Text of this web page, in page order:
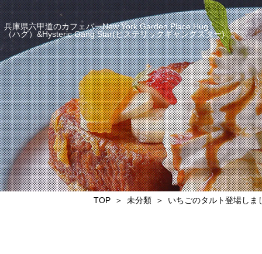
兵庫県六甲道のカフェバーNew York Garden Place Hug
（ハグ）&Hysteric Gang Star(ヒステリックギャングスター)
TOP 未分類 いちごのタルト登場しま